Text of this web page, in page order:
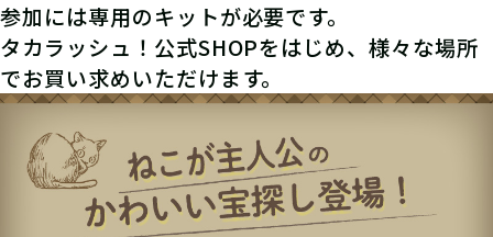
参加には専用のキットが必要です。
タカラッシュ！公式SHOPをはじめ、様々な場所
でお買い求めいただけます。